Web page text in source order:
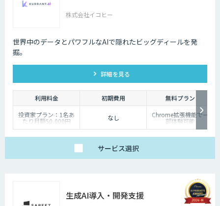
株式会社イコヒー
世界中のデータとパワフルなAIで隠れたビッグディールを発
掘。
詳細を見る
利用料金 初期費用
無料プラン
投資家プラン：1名あ
たり月額50,000円
企業プラン：ご相談く
なし Chrome拡張機能で一
部体験可能
サービス選択
生成AI導入・開発支援